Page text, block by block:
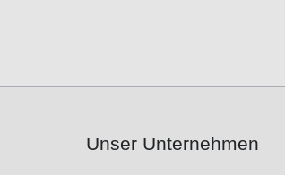
Unser Unternehmen